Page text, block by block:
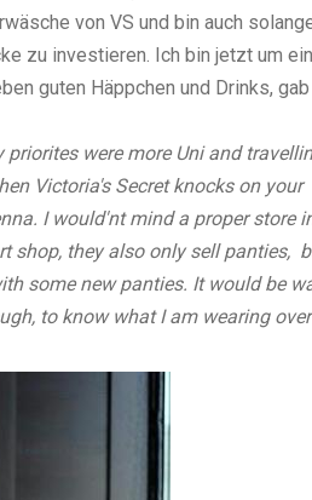
von VS und bin auch
zu investieren. Ich bin jetzt um ein
guten Häppchen und Drinks,
were more Uni and
Victoria's Secret knocks on your
I would'nt mind a proper store
shop, they also only sell panties,
some new panties. It would be
to know what I am wearing